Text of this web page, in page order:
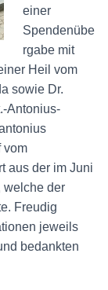
einer
Spendenübe
rgabe mit
Heil vom
sowie Dr.
Antonius-
vom
aus der im Juni
welche der
Freudig
jeweils
bedankten